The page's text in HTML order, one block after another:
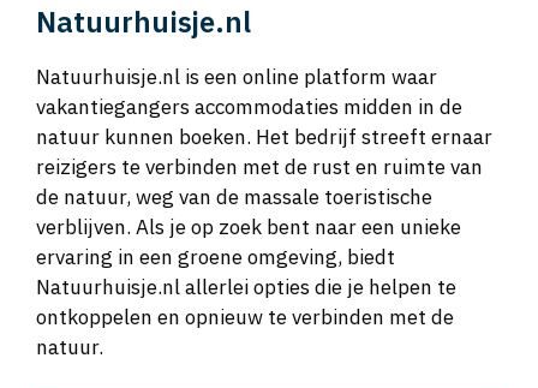
Natuurhuisje.nl
Natuurhuisje.nl is een online platform waar
vakantiegangers accommodaties midden in de
natuur kunnen boeken. Het bedrijf streeft ernaar
reizigers te verbinden met de rust en ruimte van
de natuur, weg van de massale toeristische
verblijven. Als je op zoek bent naar een unieke
ervaring in een groene omgeving, biedt
Natuurhuisje.nl allerlei opties die je helpen te
ontkoppelen en opnieuw te verbinden met de
natuur.